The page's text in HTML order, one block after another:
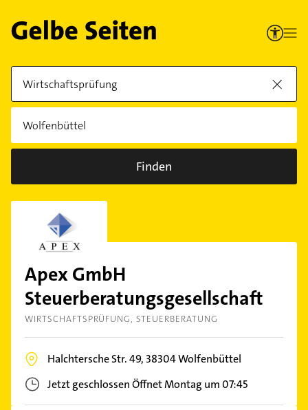
Finden
Apex GmbH
Steuerberatungsgesellschaft
WIRTSCHAFTSPRÜFUNG STEUERBERATUNG
Halchtersche Str. 49, 38304Wolfenbüttel
Jetzt geschlossenÖffnet Montag um 07:45